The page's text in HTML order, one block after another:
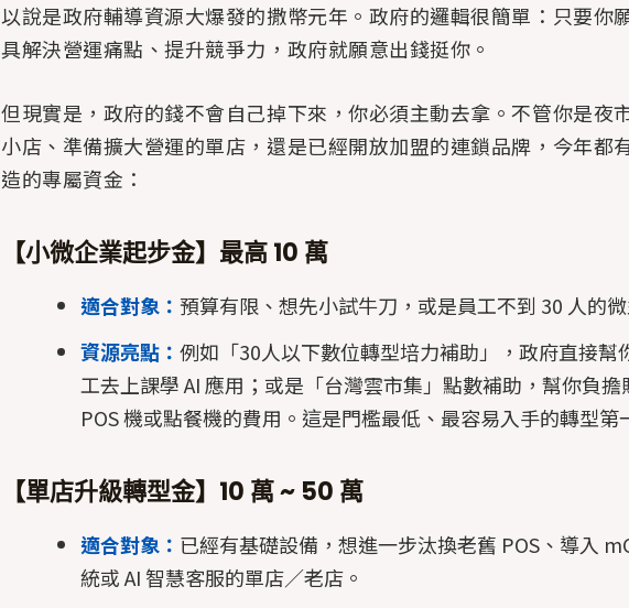
以說是政府輔導資源大爆發的撒幣元年。政府的邏輯很簡單：只要你
具解決營運痛點、提升競爭力，政府就願意出錢挺你。
但現實是，政府的錢不會自己掉下來，你必須主動去拿。不管你是夜
小店、準備擴大營運的單店，還是已經開放加盟的連鎖品牌，今年都
造的專屬資金：
【小微企業起步金】最高 10 萬
適合對象： 預算有限、想先小試牛刀，或是員工不到 30 人的微
資源亮點： 例如「30人以下數位轉型培力補助」，政府直接幫
工去上課學 AI 應用；或是「台灣雲市集」點數補助，幫你負擔
POS 機或點餐機的費用。這是門檻最低、最容易入手的轉型第
【單店升級轉型金】10 萬 ~ 50 萬
適合對象： 已經有基礎設備，想進一步汰換老舊 POS、導入
統或 AI 智慧客服的單店／老店。